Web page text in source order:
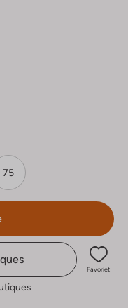
75
Favoriet